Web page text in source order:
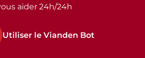
aider 24h/24h
Utiliser le Vianden Bot